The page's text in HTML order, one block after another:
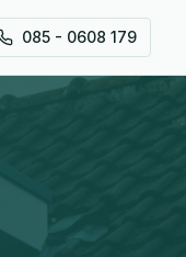
085 - 0608 179